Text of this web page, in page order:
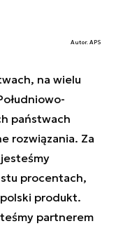
Autor. APS
na wielu
państwach
rozwiązania. Za
procentach,
produkt.
partnerem